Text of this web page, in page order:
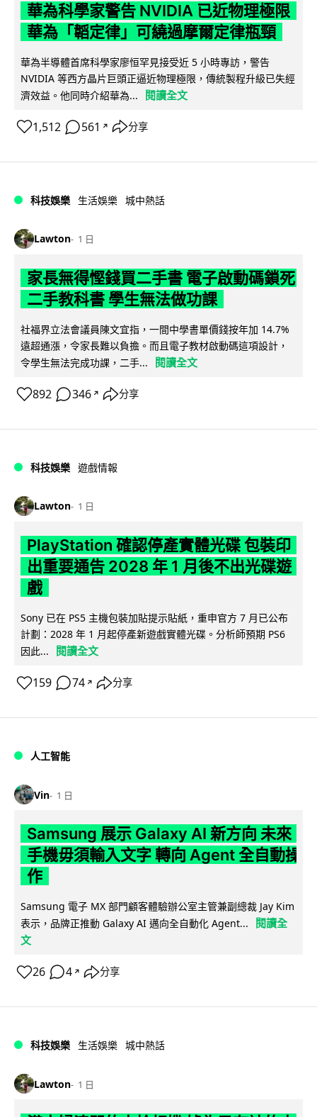
華為科學家警告 NVIDIA 已近物理極限
華為「韜定律」可繞過摩爾定律瓶頸
華為半導體首席科學家廖恒罕見接受近 5 小時專訪，警告
NVIDIA 等西方晶片巨頭正逼近物理極限，傳統製程升級已失經
濟效益。他同時介紹華為...
閱讀全文
1,512 561 ↗ 分享
科技娛樂 生活娛樂 城中熱話
Lawton 1 日
家長無得慳錢買二手書 電子啟動碼鎖死
二手教科書 學生無法做功課
社福界立法會議員陳文宜指，一間中學書單價錢按年加 14.7%
遠超通漲，令家長難以負擔。而且電子教材啟動碼這項設計，
令學生無法完成功課，二手...
閱讀全文
892 346 ↗ 分享
科技娛樂 遊戲情報
Lawton 1 日
PlayStation 確認停產實體光碟 包裝印
出重要通告 2028 年 1 月後不出光碟遊
戲
Sony 已在 PS5 主機包裝加貼提示貼紙，重申官方 7 月已公布
計劃：2028 年 1 月起停產新遊戲實體光碟。分析師預期 PS6
因此...
閱讀全文
159 74 ↗ 分享
人工智能
Vin 1 日
Samsung 展示 Galaxy AI 新方向 未來
手機毋須輸入文字 轉向 Agent 全自動操
作
Samsung 電子 MX 部門顧客體驗辦公室主管兼副總裁 Jay Kim
表示，品牌正推動 Galaxy AI 邁向全自動化 Agent...
閱讀全
文
26 4 ↗ 分享
科技娛樂 生活娛樂 城中熱話
Lawton 1 日